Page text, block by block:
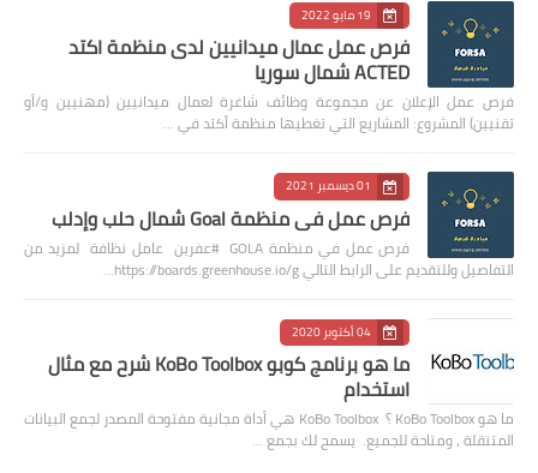
19 مايو 2022
فرص عمل عمال ميدانيين لدى منظمة اكتد
ACTED شمال سوريا
فرص عمل الإعلان عن مجموعة وظائف شاغرة لعمال ميدانيين (مهنيين و/أو
تقنيين) المشروع: المشاريع التي تغطيها منظمة أكتد في …
01 ديسمبر 2021
فرص عمل في منظمة Goal شمال حلب وإدلب
فرص عمل في منظمة GOLA #عفرين عامل نظافة لمزيد من
التفاصيل وللتقديم على الرابط التالي https://boards.greenhouse.io/g…
04 أكتوبر 2020
ما هو برنامج كوبو KoBo Toolbox شرح مع مثال
استخدام
ما هو KoBo Toolbox ؟ KoBo Toolbox هي أداة مجانية مفتوحة المصدر لجمع البيانات
المتنقلة ، ومتاحة للجميع. يسمح لك بجمع …